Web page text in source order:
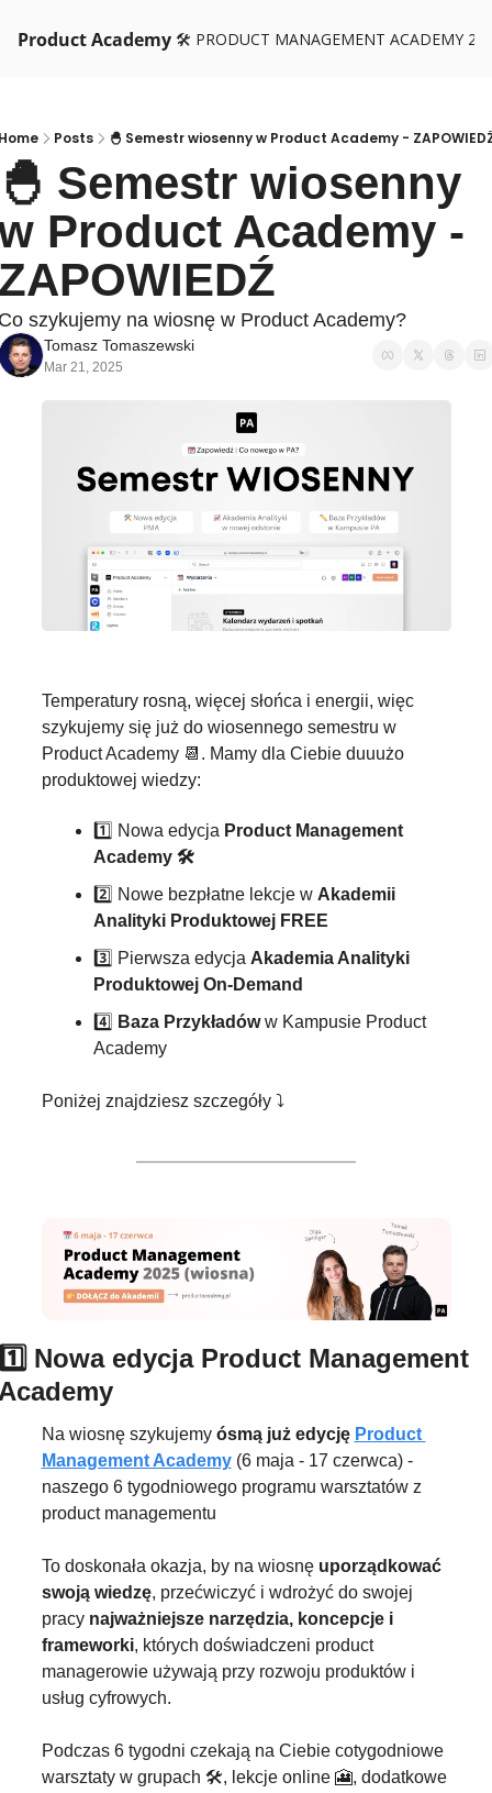
Product Academy 🛠️ PRODUCT MANAGEMENT ACADEMY 26
Posts 🐣 Semestr wiosenny w Product Academy -
Semestr wiosenny
Product Academy -
szykujemy na wiosnę w Product Academy?
Tomasz Tomaszewski
Mar 21, 2025
Temperatury rosną, więcej słońca i energii, więc
szykujemy się już do wiosennego semestru w
Product Academy 📆 . Mamy dla Ciebie duuużo
produktowej wiedzy:
1️⃣ Nowa edycja Product Management
Academy 🛠️
2️⃣ Nowe bezpłatne lekcje w Akademii
Analityki Produktowej FREE
3️⃣ Pierwsza edycja Akademia Analityki
Produktowej On-Demand
4️⃣ Baza Przykładów w Kampusie Product
Academy
Poniżej znajdziesz szczegóły ⤵️
Nowa edycja Product Management
Na wiosnę szykujemy ósmą już edycję Product
Management Academy (6 maja - 17 czerwca) -
naszego 6 tygodniowego programu warsztatów z
product managementu
To doskonała okazja, by na wiosnę uporządkować
swoją wiedzę, przećwiczyć i wdrożyć do swojej
pracy najważniejsze narzędzia, koncepcje i
frameworki, których doświadczeni product
managerowie używają przy rozwoju produktów i
usług cyfrowych.
Podczas 6 tygodni czekają na Ciebie cotygodniowe
warsztaty w grupach 🛠️, lekcje online 🎦, dodatkowe